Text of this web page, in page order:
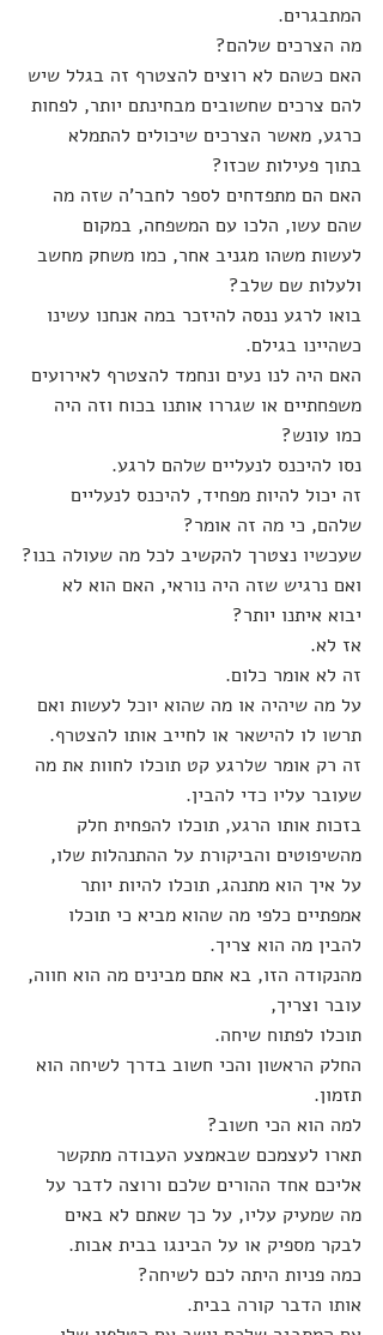
המתבגרים.
מה הצרכים שלהם?
האם כשהם לא רוצים להצטרף זה בגלל שיש
להם צרכים שחשובים מבחינתם יותר, לפחות
כרגע, מאשר הצרכים שיכולים להתמלא
בתוך פעילות שכזו?
האם הם מתפדחים לספר לחבר'ה שזה מה
שהם עשו, הלכו עם המשפחה, במקום
לעשות משהו מגניב אחר, כמו משחק מחשב
ולעלות שם שלב?
בואו לרגע ננסה להיזכר במה אנחנו עשינו
כשהיינו בגילם.
האם היה לנו נעים ונחמד להצטרף לאירועים
משפחתיים או שגררו אותנו בכוח וזה היה
כמו עונש?
נסו להיכנס לנעליים שלהם לרגע.
זה יכול להיות מפחיד, להיכנס לנעליים
שלהם, כי מה זה אומר?
שעכשיו נצטרך להקשיב לכל מה שעולה בנו?
ואם נרגיש שזה היה נוראי, האם הוא לא
יבוא איתנו יותר?
אז לא.
זה לא אומר כלום.
על מה שיהיה או מה שהוא יוכל לעשות ואם
תרשו לו להישאר או לחייב אותו להצטרף.
זה רק אומר שלרגע קט תוכלו לחוות את מה
שעובר עליו כדי להבין.
בזכות אותו הרגע, תוכלו להפחית חלק
מהשיפוטים והביקורת על ההתנהלות שלו,
על איך הוא מתנהג, תוכלו להיות יותר
אמפתיים כלפי מה שהוא מביא כי תוכלו
להבין מה הוא צריך.
מהנקודה הזו, בא אתם מבינים מה הוא חווה,
עובר וצריך,
תוכלו לפתוח שיחה.
החלק הראשון והכי חשוב בדרך לשיחה הוא
תזמון.
למה הוא הכי חשוב?
תארו לעצמכם שבאמצע העבודה מתקשר
אליכם אחד ההורים שלכם ורוצה לדבר על
מה שמעיק עליו, על כך שאתם לא באים
לבקר מספיק או על הבינגו בבית אבות.
כמה פניות היתה לכם לשיחה?
אותו הדבר קורה בבית.